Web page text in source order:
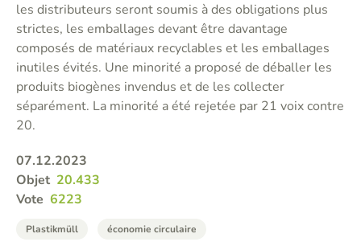
les distributeurs seront soumis à des obligations plus
strictes, les emballages devant être davantage
composés de matériaux recyclables et les emballages
inutiles évités. Une minorité a proposé de déballer les
produits biogènes invendus et de les collecter
séparément. La minorité a été rejetée par 21 voix contre
20.
07.12.2023
Objet 20.433
Vote 6223
Plastikmüll économie circulaire